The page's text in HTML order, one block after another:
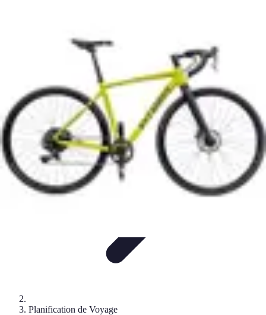
Planification de Voyage